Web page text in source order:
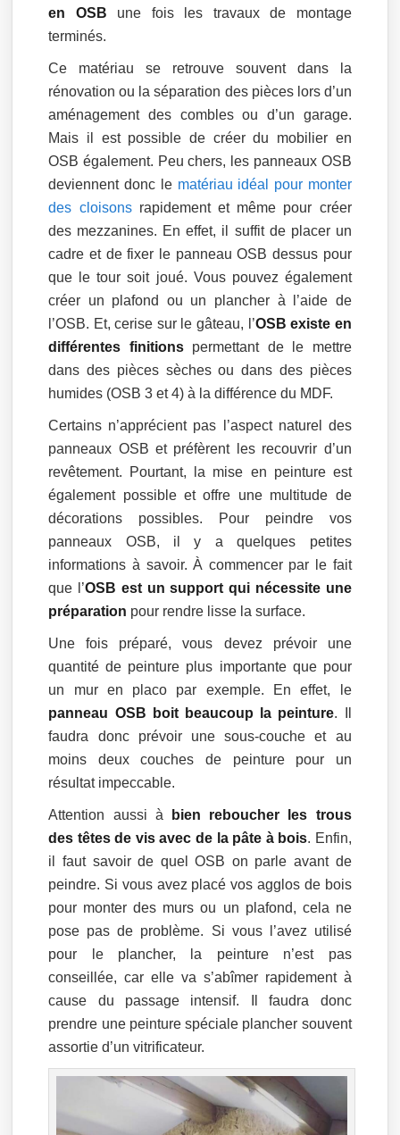
en OSB une fois les travaux de montage
terminés.
Ce matériau se retrouve souvent dans la
rénovation ou la séparation des pièces lors d’un
aménagement des combles ou d’un garage.
Mais il est possible de créer du mobilier en
OSB également. Peu chers, les panneaux OSB
deviennent donc le matériau idéal pour monter
des cloisonsrapidement et même pour créer
des mezzanines. En effet, il suffit de placer un
cadre et de fixer le panneau OSB dessus pour
que le tour soit joué. Vous pouvez également
créer un plafond ou un plancher à l’aide de
l’OSB. Et, cerise sur le gâteau, l’OSB existe en
différentes finitionspermettant de le mettre
dans des pièces sèches ou dans des pièces
humides (OSB 3 et 4) à la différence du MDF.
Certains n’apprécient pas l’aspect naturel des
panneaux OSB et préfèrent les recouvrir d’un
revêtement. Pourtant, la mise en peinture est
également possible et offre une multitude de
décorations possibles. Pour peindre vos
panneaux OSB, il y a quelques petites
informations à savoir. À commencer par le fait
que l’OSB est un support qui nécessite une
préparation pour rendre lisse la surface.
Une fois préparé, vous devez prévoir une
quantité de peinture plus importante que pour
un mur en placo par exemple. En effet, le
panneau OSB boit beaucoup la peinture. Il
faudra donc prévoir une sous-couche et au
moins deux couches de peinture pour un
résultat impeccable.
Attention aussi à
bien reboucher les trous
des têtes de vis avec de la pâte à bois. Enfin,
il faut savoir de quel OSB on parle avant de
peindre. Si vous avez placé vos agglos de bois
pour monter des murs ou un plafond, cela ne
pose pas de problème. Si vous l’avez utilisé
pour le plancher, la peinture n’est pas
conseillée, car elle va s’abîmer rapidement à
cause du passage intensif. Il faudra donc
prendre une peinture spéciale plancher souvent
assortie d’un vitrificateur.